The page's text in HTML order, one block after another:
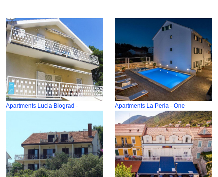
Apartments Lucia Biograd - Apartments La Perla - One